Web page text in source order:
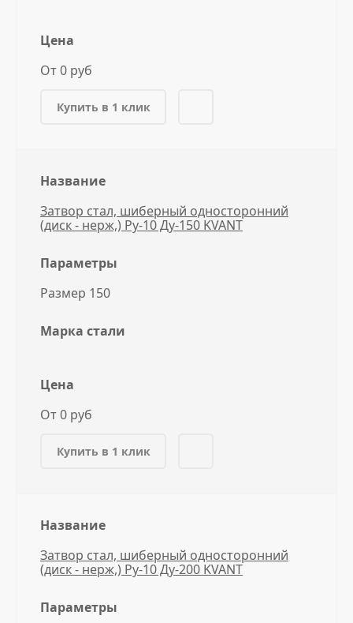
Цена
От 0 руб
Купить в 1 клик
Название
Затвор стал, шиберный односторонний
(диск - нерж,) Ру-10 Ду-150 KVANT
Параметры
Размер 150
Марка стали
Цена
От 0 руб
Купить в 1 клик
Название
Затвор стал, шиберный односторонний
(диск - нерж,) Ру-10 Ду-200 KVANT
Параметры